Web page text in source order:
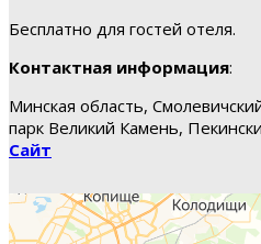
Бесплатно для гостей отеля.
Контактная информация:
Минская область,
парк Великий Камень,
Сайт